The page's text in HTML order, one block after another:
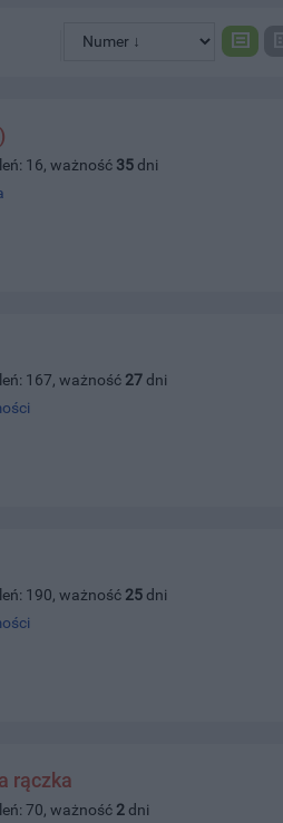
16, ważność 35 dni
167, ważność 27 dni
190, ważność 25 dni
rączka
70, ważność 2 dni